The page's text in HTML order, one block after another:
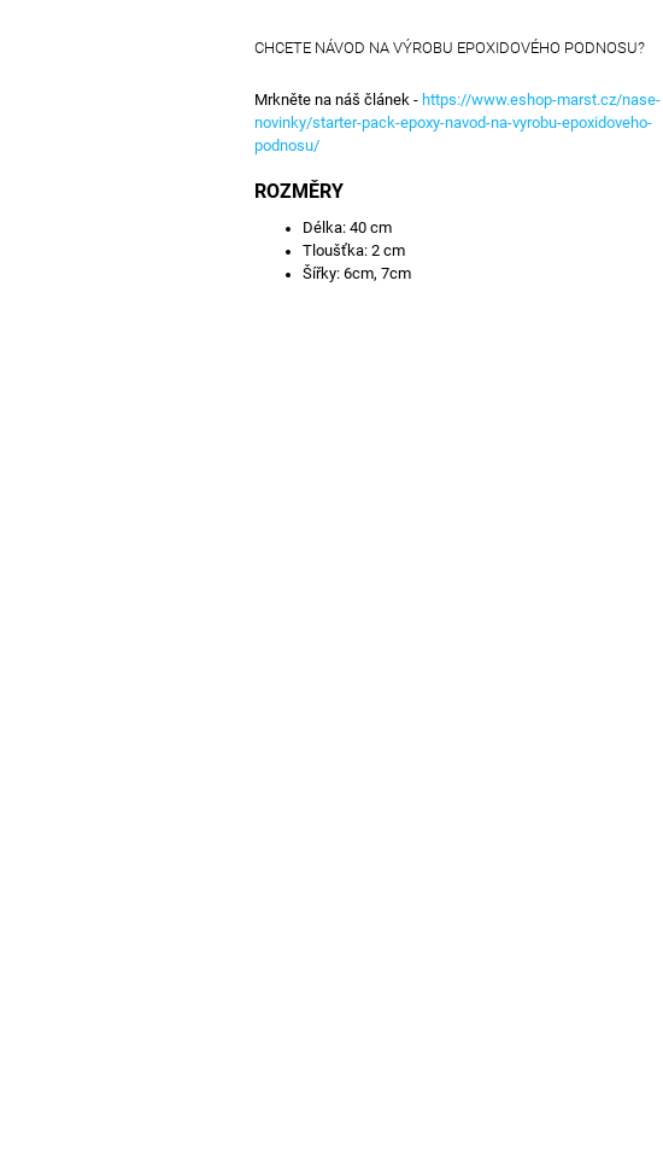
CHCETE NÁVOD NA VÝROBU EPOXIDOVÉHO PODNOSU?
Mrkněte na náš článek - https://www.eshop-marst.cz/nase-
novinky/starter-pack-epoxy-navod-na-vyrobu-epoxidoveho-
podnosu/
ROZMĚRY
Délka: 40 cm
Tloušťka: 2 cm
Šířky: 6cm, 7cm